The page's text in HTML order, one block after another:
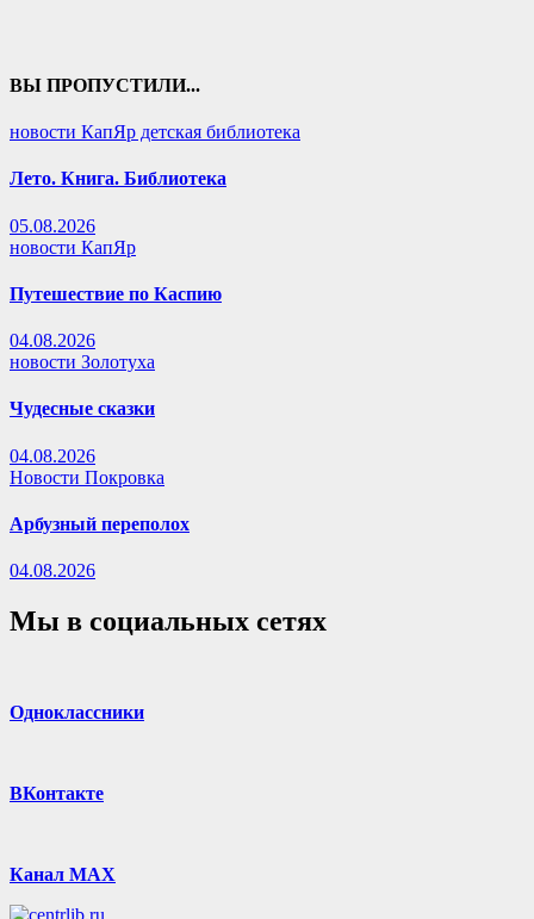
ВЫ ПРОПУСТИЛИ...
новости КапЯр детская библиотека
Лето. Книга. Библиотека
05.08.2026
новости КапЯр
Путешествие по Каспию
04.08.2026
новости Золотуха
Чудесные сказки
04.08.2026
Новости Покровка
Арбузный переполох
04.08.2026
Мы в социальных сетях
Одноклассники
ВКонтакте
Канал MAX